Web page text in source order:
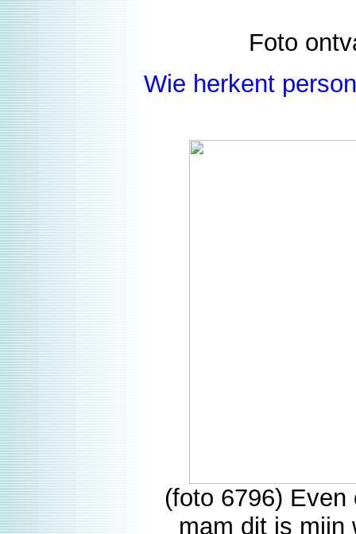
Foto
Wie herkent
(foto 6796)
mam dit is mijn